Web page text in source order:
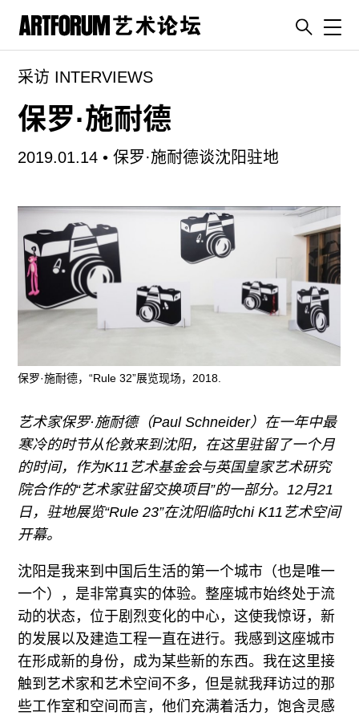
artguide
新闻
展评
杂志
ENGLISH
ART & EDUCATION
广告
联系我们
关注我们
采访 INTERVIEWS
保罗·施耐德
2019.01.14 •保罗·施耐德谈沈阳驻地
保罗·施耐德，“Rule 32”展览现场，2018.
艺术家保罗·施耐德（Paul Schneider）在一年中最
寒冷的时节从伦敦来到沈阳，在这里驻留了一个月
的时间，作为K11艺术基金会与英国皇家艺术研究
院合作的“艺术家驻留交换项目”的一部分。12月21
日，驻地展览“Rule 23”在沈阳临时chi K11艺术空间
开幕。
沈阳是我来到中国后生活的第一个城市（也是唯一
一个），是非常真实的体验。整座城市始终处于流
动的状态，位于剧烈变化的中心，这使我惊讶，新
的发展以及建造工程一直在进行。我感到这座城市
在形成新的身份，成为某些新的东西。我在这里接
触到艺术家和艺术空间不多，但是就我拜访过的那
些工作室和空间而言，他们充满着活力，饱含灵感